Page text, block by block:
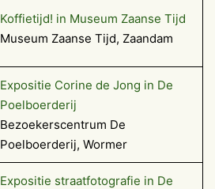
Koffietijd! in Museum Zaanse Tijd
Museum Zaanse Tijd, Zaandam
Expositie Corine de Jong in De
Poelboerderij
Bezoekerscentrum De
Poelboerderij, Wormer
Expositie straatfotografie in De